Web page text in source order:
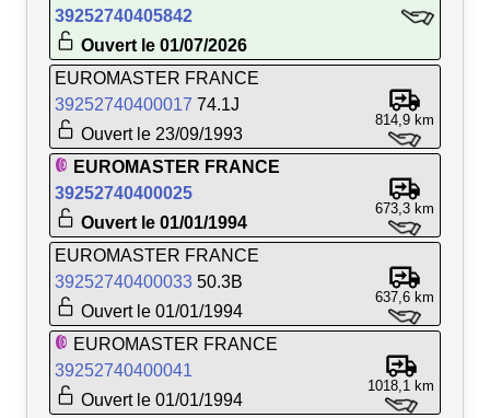
39252740405842
Ouvert le 01/07/2026
EUROMASTER FRANCE
39252740400017 74.1J
Ouvert le 23/09/1993
814,9 km
EUROMASTER FRANCE
39252740400025
Ouvert le 01/01/1994
673,3 km
EUROMASTER FRANCE
39252740400033 50.3B
Ouvert le 01/01/1994
637,6 km
EUROMASTER FRANCE
39252740400041
Ouvert le 01/01/1994
1018,1 km